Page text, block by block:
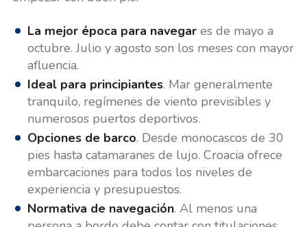
La mejor época para navegares de mayo a
octubre. Julio y agosto son los meses con mayor
afluencia.
Ideal para principiantes. Mar generalmente
tranquilo, regímenes de viento previsibles y
numerosos puertos deportivos.
Opciones de barco. Desde monocascos de 30
pies hasta catamaranes de lujo. Croacia ofrece
embarcaciones para todos los niveles de
experiencia y presupuestos.
Normativa de navegación. Al menos una